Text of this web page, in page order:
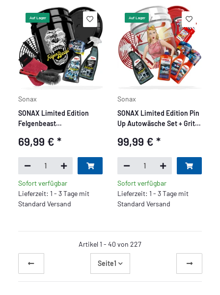
Auf Lager
Sonax
SONAX Limited Edition
Felgenbeast
Guard - Premium Set 7
69,99 €*
Sofort verfügbar
Lieferzeit: 1 - 3 Tage mit
Standard Versand
Auf Lager
Sonax
SONAX Limited Edition Pin
Up Autowäsche Set + Grit
99,99 € *
Sofort verfügbar
Lieferzeit: 1 - 3 Tage mit
Standard Versand
Artikel 1 - 40 von 227
Seite1